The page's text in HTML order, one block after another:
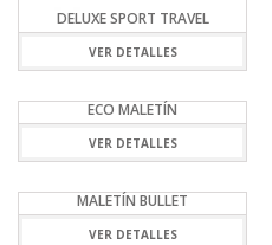
DELUXE SPORT TRAVEL
VER DETALLES
ECO MALETÍN
VER DETALLES
MALETÍN BULLET
VER DETALLES